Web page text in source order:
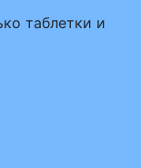
таблетки и